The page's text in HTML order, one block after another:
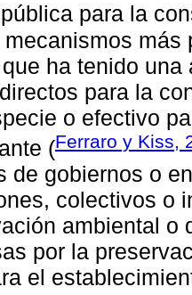
para la
mecanismos
ha tenido
para la
o efectivo
(Ferraro y Kiss,
de gobiernos o
colectivos o
ambiental o
por la
el